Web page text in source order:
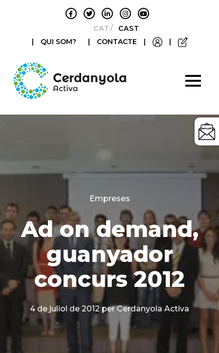
CATALÀCASTELLANO
|
QUI SOM? | CONTACTE | |
Categories
Empreses
Ad on demand,
guanyador
concurs 2012
4 de juliol de 2012 per Cerdanyola Activa